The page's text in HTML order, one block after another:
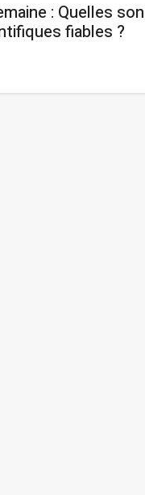
: Quelles
fiables ?